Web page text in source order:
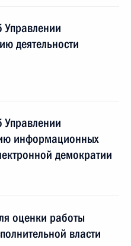
Управлении
деятельности
Управлении
информационных
демократии
оценки работы
власти